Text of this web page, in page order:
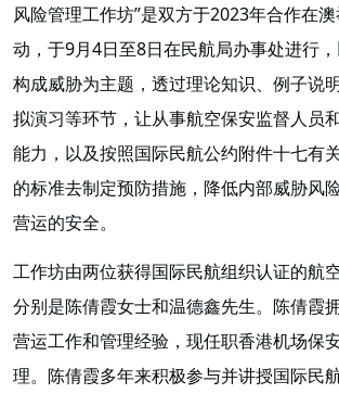
风险管理工作坊”是双方于2023年合作在
动，于9月4日至8日在民航局办事处进行
构成威胁为主题，透过理论知识、例子说
拟演习等环节，让从事航空保安监督人员
能力，以及按照国际民航公约附件十七有
的标准去制定预防措施，降低内部威胁风
营运的安全。
工作坊由两位获得国际民航组织认证的航
分别是陈倩霞女士和温德鑫先生。陈倩霞
营运工作和管理经验，现任职香港机场保
理。陈倩霞多年来积极参与并讲授国际民